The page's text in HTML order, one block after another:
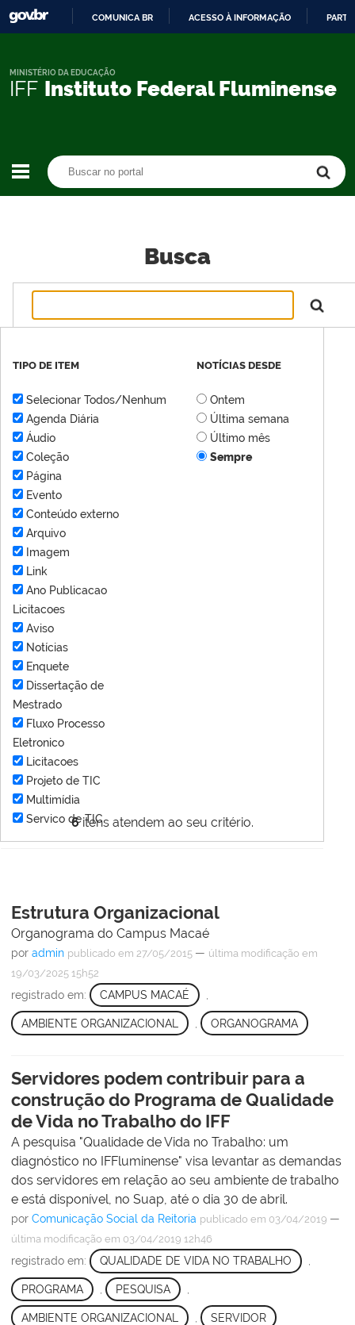
CONTEÚDO
COMUNICA BR ACESSO À INFORMAÇÃO
IFF Instituto Federal Fluminense
MINISTÉRIO DA EDUCAÇÃO
Busca
6itens atendem ao seu critério.
TIPO DE ITEM
Selecionar Todos/Nenhum
Agenda Diária
Áudio
Coleção
Página
Evento
Conteúdo externo
Arquivo
Imagem
Link
Ano Publicacao
Licitacoes
Aviso
Notícias
Enquete
Dissertação de
Mestrado
Fluxo Processo
Eletronico
Licitacoes
Projeto de TIC
Multimídia
Servico de TIC
NOTÍCIAS DESDE
Ontem
Última semana
Último mês
Sempre
Estrutura Organizacional
Organograma do Campus Macaé
por admin publicado em 27/05/2015 — última modificação em
19/03/2025 15h52
registrado em: CAMPUS MACAÉ
AMBIENTE ORGANIZACIONAL ORGANOGRAMA
Servidores podem contribuir para a
construção do Programa de Qualidade
de Vida no Trabalho do IFF
A pesquisa "Qualidade de Vida no Trabalho: um
diagnóstico no IFFluminense" visa levantar as demandas
dos servidores em relação ao seu ambiente de trabalho
e está disponível, no Suap, até o dia 30 de abril.
por Comunicação Social da Reitoria publicado em 03/04/2019 —
última modificação em 03/04/2019 12h46
registrado em: QUALIDADE DE VIDA NO TRABALHO ,
PROGRAMA PESQUISA
AMBIENTE ORGANIZACIONAL SERVIDOR